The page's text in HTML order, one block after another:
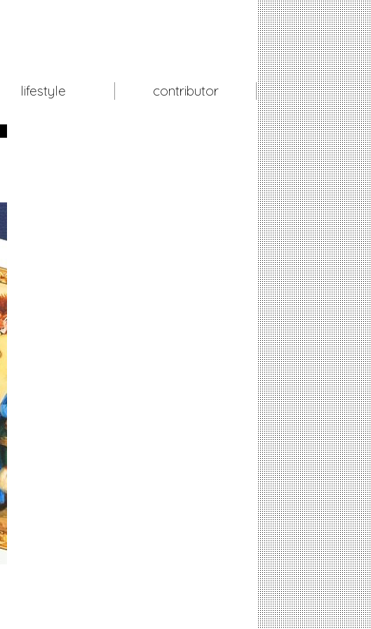
lifestyle contributor